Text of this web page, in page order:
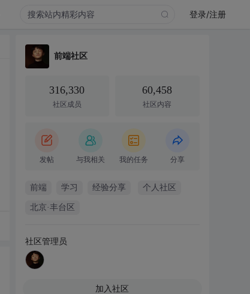
登录/注册
前端社区
316,330
社区成员
60,458
社区内容
发帖 与我相关 我的任务 分享
前端 学习 经验分享 个人社区
北京·丰台区
社区管理员
加入社区